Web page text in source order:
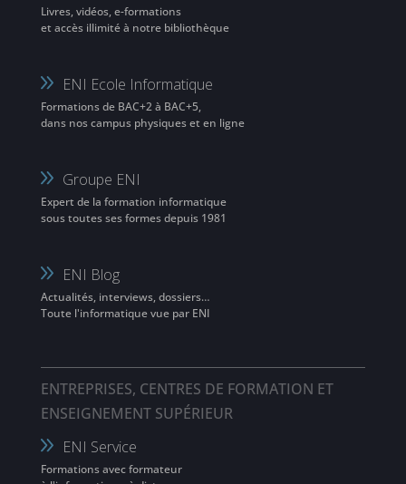
Livres, vidéos, e-formations
et accès illimité à notre bibliothèque
ENI Ecole Informatique
Formations de BAC+2 à BAC+5,
dans nos campus physiques et en ligne
Groupe ENI
Expert de la formation informatique
sous toutes ses formes depuis 1981
ENI Blog
Actualités, interviews, dossiers…
Toute l'informatique vue par ENI
ENTREPRISES, CENTRES DE FORMATION ET
ENSEIGNEMENT SUPÉRIEUR
ENI Service
Formations avec formateur